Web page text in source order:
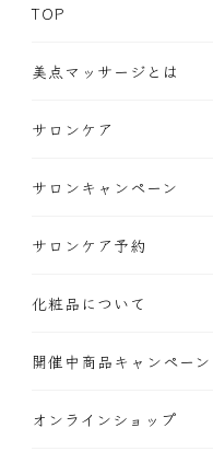
TOP
美点マッサージとは
サロンケア
サロンキャンペーン
サロンケア予約
化粧品について
開催中商品キャンペーン
オンラインショップ